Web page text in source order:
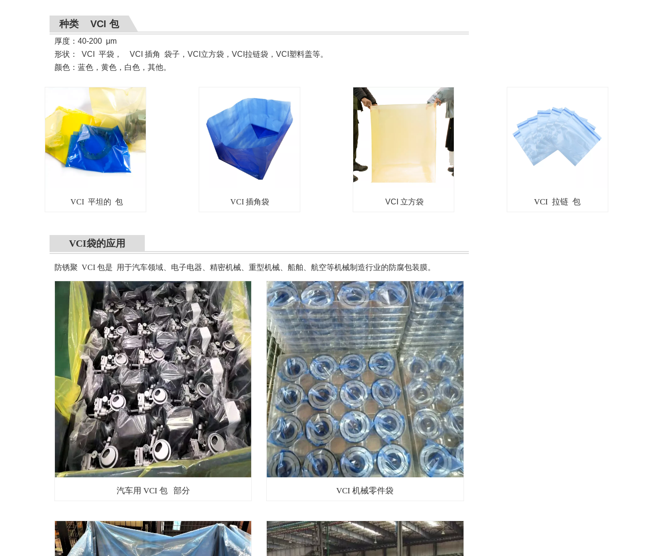
种类 VCI 包
厚度：40-200 μm
形状 ： VCI 平袋， VCI 插角 袋子，VCI立方袋，VCI拉链袋，VCI塑料盖等。
颜色：蓝色，黄色，白色，其他。
VCI 平坦的 包 VCI 插角袋 VCI 立方袋 VCI 拉链 包
VCI袋的应用
防锈聚 VCI 包是 用于汽车领域、电子电器、精密机械、重型机械、船舶、航空等机械制造行业的防腐包装膜。
汽车用 VCI 包 部分 VCI 机械零件袋